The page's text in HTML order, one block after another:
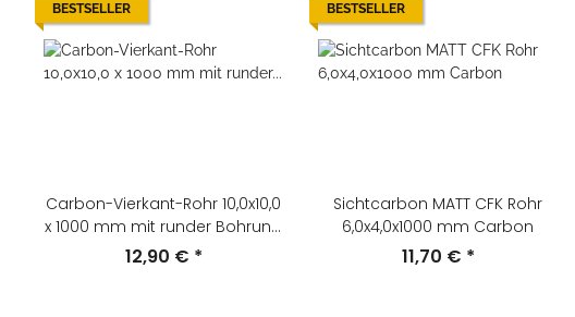
BESTSELLER
Carbon-Vierkant-Rohr 10,0x10,0
x 1000 mm mit runder Bohrung
CFK
12,90 € *
BESTSELLER
Sichtcarbon MATT CFK Rohr
6,0x4,0x1000 mm Carbon
11,70 € *